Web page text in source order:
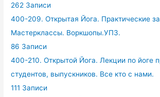
262 Записи
400-209. Открытая Йога. Практические
Мастерклассы. Воркшопы.УПЗ.
86 Записи
400-210. Открытой Йога. Лекции по йоге
студентов, выпускников. Все кто с нами.
111 Записи